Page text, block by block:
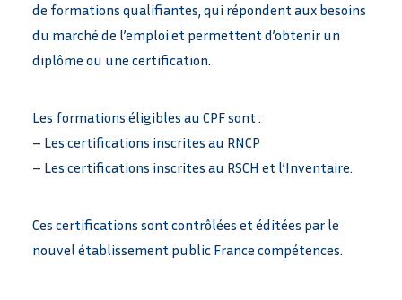
de formations qualifiantes, qui répondent aux besoins
du marché de l’emploi et permettent d’obtenir un
diplôme ou une certification.
Les formations éligibles au CPF sont :
– Les certifications inscrites au RNCP
– Les certifications inscrites au RSCH et l’Inventaire.
Ces certifications sont contrôlées et éditées par le
nouvel établissement public France compétences.